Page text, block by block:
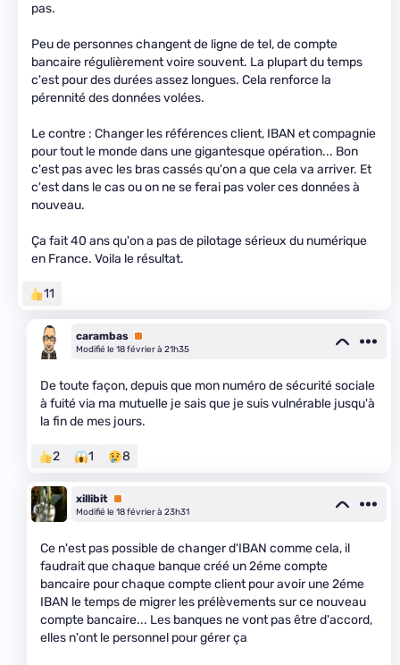
pas.
Peu de personnes changent de ligne de tel, de compte
bancaire régulièrement voire souvent. La plupart du temps
c'est pour des durées assez longues. Cela renforce la
pérennité des données volées.
Le contre : Changer les références client, IBAN et compagnie
pour tout le monde dans une gigantesque opération... Bon
c'est pas avec les bras cassés qu'on a que cela va arriver. Et
c'est dans le cas ou on ne se ferai pas voler ces données à
nouveau.
Ça fait 40 ans qu'on a pas de pilotage sérieux du numérique
en France. Voila le résultat.
11
carambas Premium
Modifié le 18 février à 21h35
De toute façon, depuis que mon numéro de sécurité sociale
à fuité via ma mutuelle je sais que je suis vulnérable jusqu'à
la fin de mes jours.
2 1 8
xillibit Premium
Modifié le 18 février à 23h31
Ce n'est pas possible de changer d'IBAN comme cela, il
faudrait que chaque banque créé un 2éme compte
bancaire pour chaque compte client pour avoir une 2éme
IBAN le temps de migrer les prélèvements sur ce nouveau
compte bancaire... Les banques ne vont pas être d'accord,
elles n'ont le personnel pour gérer ça